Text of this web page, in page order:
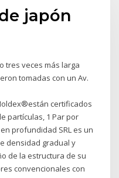
japón
o tres veces más larga
tomadas con un Av.
certificados
partículas, 1 Par por
profundidad SRL es un
densidad gradual y
de la estructura de su
convencionales con